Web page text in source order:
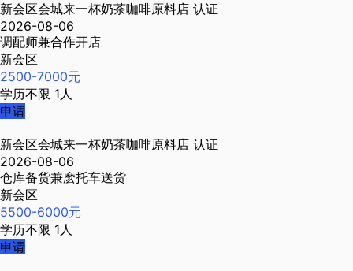
新会区会城来一杯奶茶咖啡原料店 认证
2026-08-06
调配师兼合作开店
新会区
2500-7000元
学历不限 1人
申请
新会区会城来一杯奶茶咖啡原料店 认证
2026-08-06
仓库备货兼麽托车送货
新会区
5500-6000元
学历不限 1人
申请